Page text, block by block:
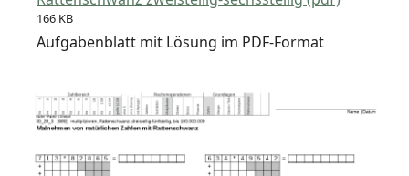
166 KB
Aufgabenblatt mit Lösung im PDF-Format